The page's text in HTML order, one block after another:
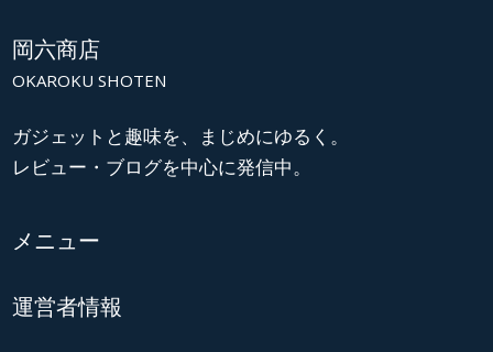
岡六商店
OKAROKU SHOTEN
ガジェットと趣味を、まじめにゆるく。
レビュー・ブログを中心に発信中。
メニュー
運営者情報